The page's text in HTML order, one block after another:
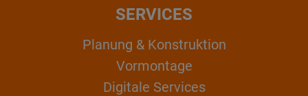
SERVICES
Planung & Konstruktion
Vormontage
Digitale Services